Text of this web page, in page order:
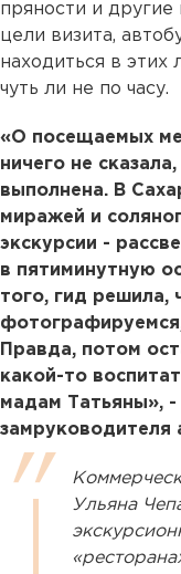
пряности и
цели визита,
находиться в
чуть ли не по часу.
«О посещаемых
ничего не
выполнена. В
миражей и
экскурсии -
в пятиминутную
того, гид решила,
Правда, потом
какой-то
мадам Татьяны», -
замруководителя
Ульяна